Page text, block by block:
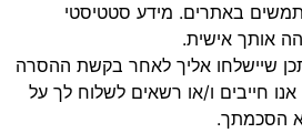
באתרים. מידע סטטיסטי
אותך אישית.
שיישלחו אליך לאחר בקשת ההסרה
אנו חייבים ו/או רשאים לשלוח לך על
הסכמתך.